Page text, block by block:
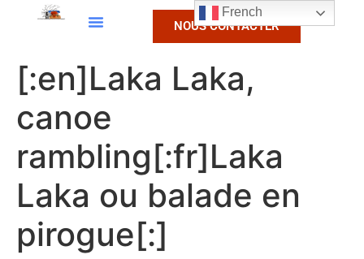
NOUS CONTACTER
[:en]Laka Laka,
canoe
rambling[:fr]Laka
Laka ou balade en
pirogue[:]
French